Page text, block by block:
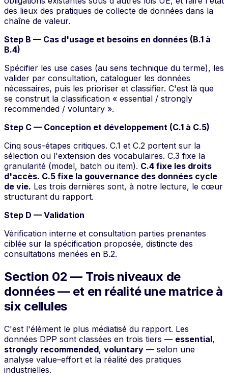
des lieux des pratiques de collecte de données dans la
chaîne de valeur.
Step B — Cas d'usage et besoins en données (B.1 à
B.4)
Spécifier les use cases (au sens technique du terme), les
valider par consultation, cataloguer les données
nécessaires, puis les prioriser et classifier. C'est là que
se construit la classification « essential / strongly
recommended / voluntary ».
Step C — Conception et développement (C.1 à C.5)
Cinq sous-étapes critiques. C.1 et C.2 portent sur la
sélection ou l'extension des vocabulaires. C.3 fixe la
granularité (model, batch ou item). C.4 fixe les droits
d'accès. C.5 fixe la gouvernance des données cycle
de vie. Les trois dernières sont, à notre lecture, le cœur
structurant du rapport.
Step D — Validation
Vérification interne et consultation parties prenantes
ciblée sur la spécification proposée, distincte des
consultations menées en B.2.
Section 02 — Trois niveaux de
données — et en réalité une matrice à
six cellules
C'est l'élément le plus médiatisé du rapport. Les
données DPP sont classées en trois tiers — essential,
strongly recommended, voluntary — selon une
analyse value–effort et la réalité des pratiques
industrielles.